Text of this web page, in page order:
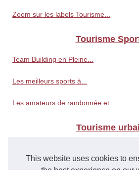
This website uses cookies to
Zoom sur les labels Tourisme...
Tourisme
Team Building en Pleine...
Les meilleurs sports à...
Les amateurs de randonnée et...
Tourisme